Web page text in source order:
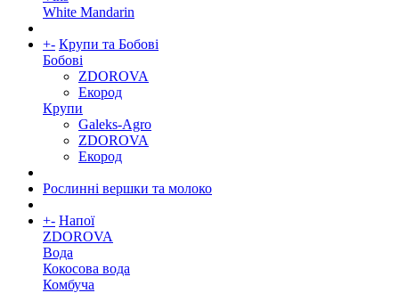
White Mandarin
+- Крупи та Бобові
Бобові
ZDOROVA
Екород
Крупи
Galeks-Agro
ZDOROVA
Екород
Рослинні вершки та молоко
+- Напої
ZDOROVA
Вода
Кокосова вода
Комбуча